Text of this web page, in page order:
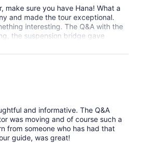
make sure you have Hana! What a
and made the tour exceptional.
interesting. The Q&A with the
the suspension bridge gave
tunnel was an experience I've
the best tours I've taken, well
and informative. The Q&A
was moving and of course such a
from someone who has had that
guide, was great!